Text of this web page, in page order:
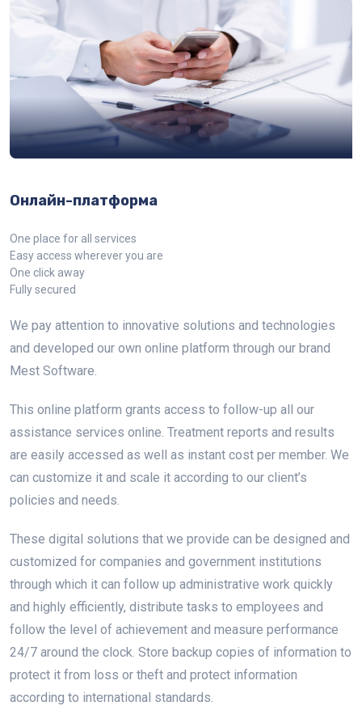
Онлайн-платформа
One place for all services
Easy access wherever you are
One click away
Fully secured
We pay attention to innovative solutions and technologies
and developed our own online platform through our brand
Mest Software.
This online platform grants access to follow-up all our
assistance services online. Treatment reports and results
are easily accessed as well as instant cost per member. We
can customize it and scale it according to our client’s
policies and needs.
These digital solutions that we provide can be designed and
customized for companies and government institutions
through which it can follow up administrative work quickly
and highly efficiently, distribute tasks to employees and
follow the level of achievement and measure performance
24/7 around the clock. Store backup copies of information to
protect it from loss or theft and protect information
according to international standards.